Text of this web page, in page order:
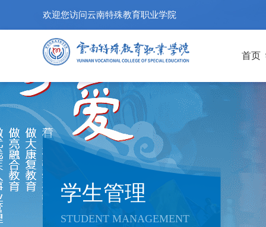
欢迎您访问云南特殊教育职业学院
首页
学生管理
STUDENT MANAGEMENT